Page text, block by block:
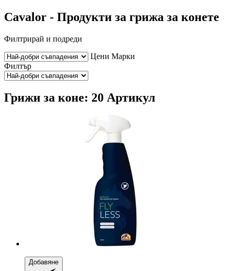
Cavalor - Продукти за грижа за конете
Филтрирай и подреди
Цени Марки
Филтър
Грижи за коне: 20 Артикул
Добавяне